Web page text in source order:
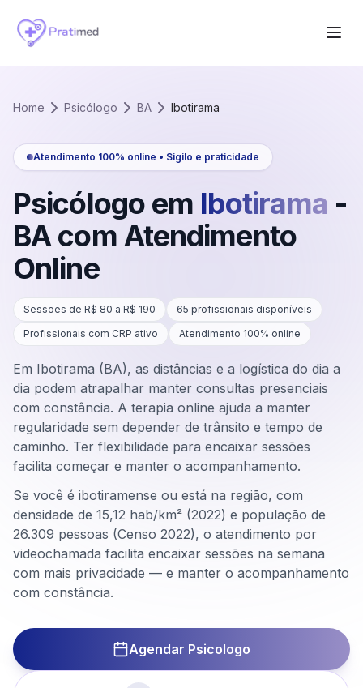
Home Psicólogo BA Ibotirama
Atendimento 100% online • Sigilo e praticidade
Psicólogo em Ibotirama -
BAcom Atendimento
Online
Sessões de R$ 80 a R$ 190 65 profissionais disponíveis
Profissionais com CRP ativo
Atendimento 100% online
Em Ibotirama (BA), as distâncias e a logística do dia a
dia podem atrapalhar manter consultas presenciais
com constância. A terapia online ajuda a manter
regularidade sem depender de trânsito e tempo de
caminho. Ter flexibilidade para encaixar sessões
facilita começar e manter o acompanhamento.
Se você é ibotiramense ou está na região, com
densidade de 15,12 hab/km² (2022) e população de
26.309 pessoas (Censo 2022), o atendimento por
videochamada facilita encaixar sessões na semana
com mais privacidade — e manter o acompanhamento
com constância.
Agendar Psicologo